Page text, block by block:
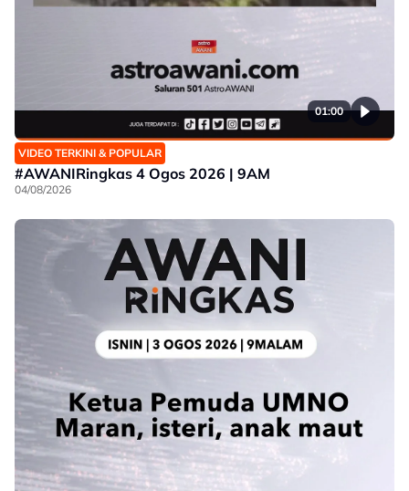
01:00
VIDEO TERKINI & POPULAR
#AWANIRingkas 4 Ogos 2026 | 9AM
04/08/2026